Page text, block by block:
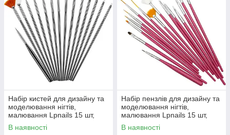
Набір кистей для дизайну та
моделювання нігтів,
малювання Lpnails 15 шт,
чорнийEStyle
В наявності
Набір пензлів для дизайну та
моделювання нігтів,
малювання Lpnails 15 шт,
червоно-рожевийEStyle
В наявності